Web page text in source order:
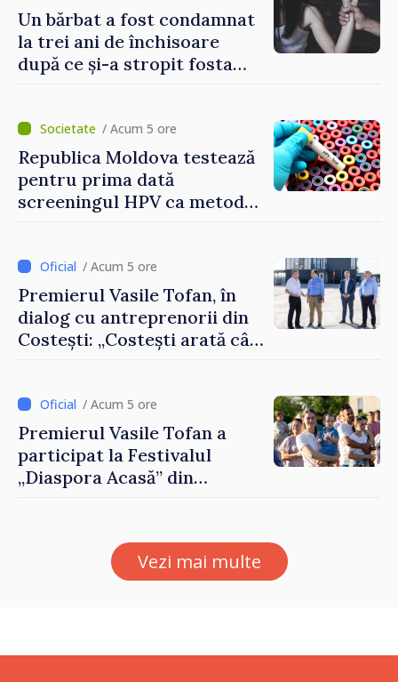
Un bărbat a fost condamnat
la trei ani de închisoare
după ce și-a stropit fosta
/ Acum 5 ore
Republica Moldova testează
pentru prima dată
screeningul HPV ca metodă
/ Acum 5 ore
Premierul Vasile Tofan, în
dialog cu antreprenorii din
Costești: „Costești arată cât
există inițiativă, muncă și
spirit antreprenorial”
/ Acum 5 ore
Premierul Vasile Tofan a
participat la Festivalul
„Diaspora Acasă” din
Vezi mai multe